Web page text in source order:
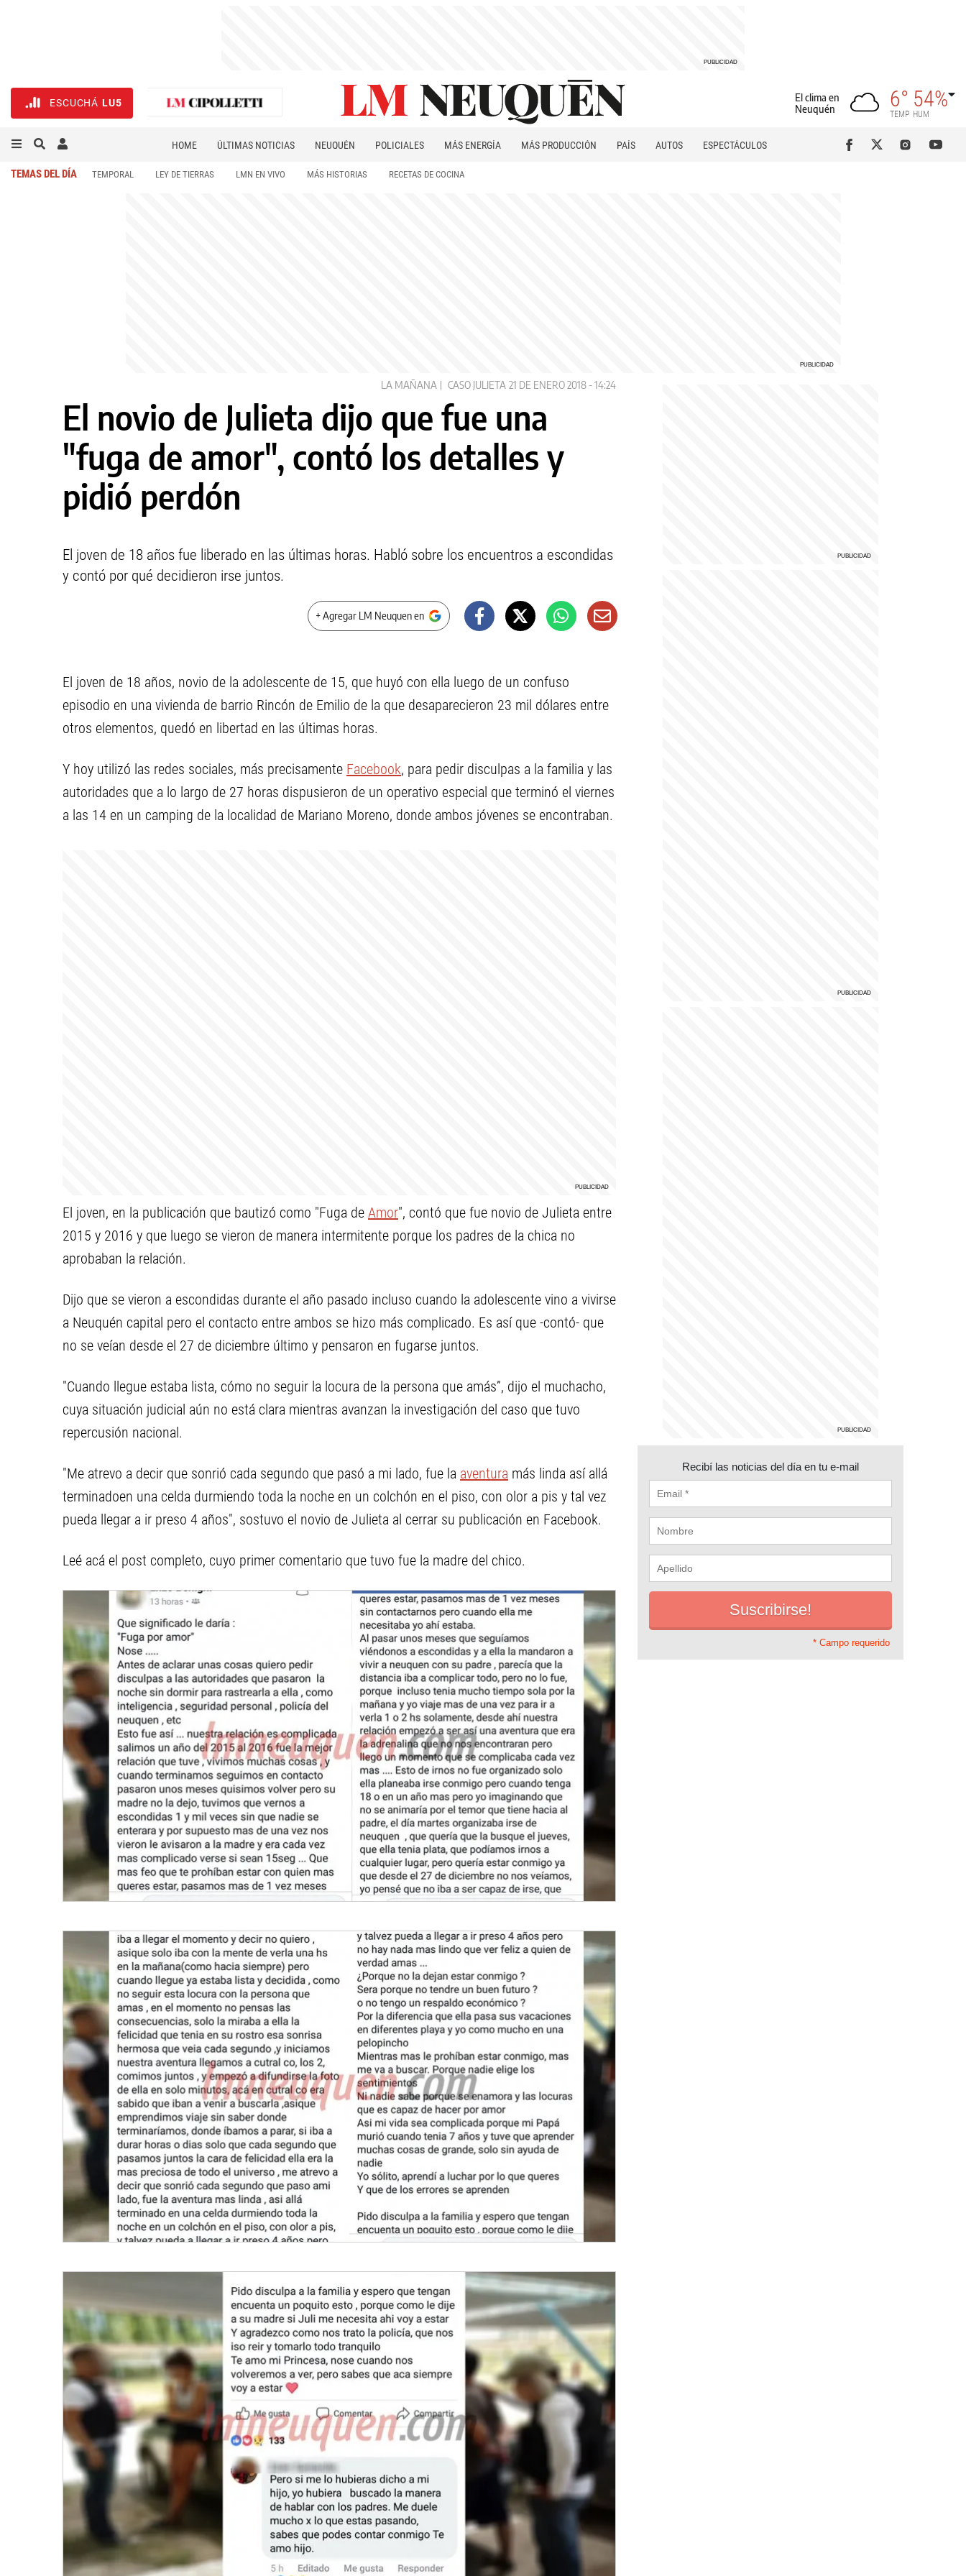
ESCUCHÁ LU5
El clima en
Neuquén
6°
TEMP
54%
HUM
HOME ÚLTIMAS NOTICIAS NEUQUÉN POLICIALES MÁS ENERGÍA MÁS PRODUCCIÓN PAÍS AUTOS
ESPECTÁCULOS
TEMAS DEL DÍA TEMPORAL LEY DE TIERRAS LMN EN VIVO MÁS HISTORIAS RECETAS DE COCINA
LA MAÑANA CASO JULIETA 21 DE ENERO 2018 - 14:24
El novio de Julieta dijo que fue una
"fuga de amor", contó los detalles y
pidió perdón
El joven de 18 años fue liberado en las últimas horas. Habló sobre los encuentros a escondidas
y contó por qué decidieron irse juntos.
+ Agregar LM Neuquen en
El joven de 18 años, novio de la adolescente de 15, que huyó con ella luego de un confuso
episodio en una vivienda de barrio Rincón de Emilio de la que desaparecieron 23 mil dólares entre
otros elementos, quedó en libertad en las últimas horas.
Y hoy utilizó las redes sociales, más precisamente Facebook, para pedir disculpas a la familia y las
autoridades que a lo largo de 27 horas dispusieron de un operativo especial que terminó el viernes
a las 14 en un camping de la localidad de Mariano Moreno, donde ambos jóvenes se encontraban.
El joven, en la publicación que bautizó como "Fuga de Amor", contó que fue novio de Julieta entre
2015 y 2016 y que luego se vieron de manera intermitente porque los padres de la chica no
aprobaban la relación.
Dijo que se vieron a escondidas durante el año pasado incluso cuando la adolescente vino a vivirse
a Neuquén capital pero el contacto entre ambos se hizo más complicado. Es así que -contó- que
no se veían desde el 27 de diciembre último y pensaron en fugarse juntos.
"Cuando llegue estaba lista, cómo no seguir la locura de la persona que amás”, dijo el muchacho,
cuya situación judicial aún no está clara mientras avanzan la investigación del caso que tuvo
repercusión nacional.
"Me atrevo a decir que sonrió cada segundo que pasó a mi lado, fue la aventura más linda así allá
terminadoen una celda durmiendo toda la noche en un colchón en el piso, con olor a pis y tal vez
pueda llegar a ir preso 4 años", sostuvo el novio de Julieta al cerrar su publicación en Facebook.
Leé acá el post completo, cuyo primer comentario que tuvo fue la madre del chico.
Recibí las noticias del día en tu e-mail
* Campo requerido